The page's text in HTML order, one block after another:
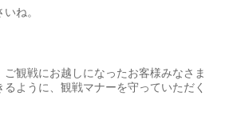
ね。
観戦にお越しになったお客様みなさま
ように、観戦マナーを守っていただく